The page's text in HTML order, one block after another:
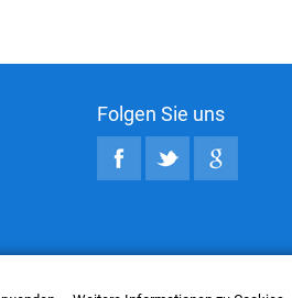
Folgen Sie uns